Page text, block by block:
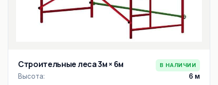
Строительные леса 3м × 6м В НАЛИЧИИ
Высота:
6 м